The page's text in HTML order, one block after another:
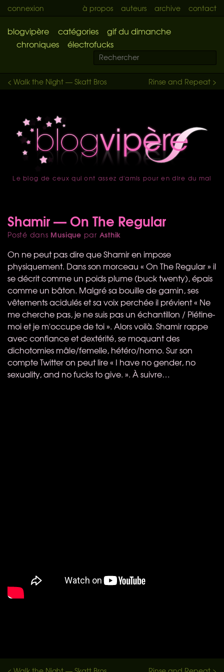
connexion à propos auteurs archive contact
blogvipère catégories
gif du dimanche
chroniques
électrofucks
Rinse and Repeat >
< Walk the Night — Skatt Bros
accueil
Le blog de ceux qui ont assez d'amis pour en dire du mal
Shamir — On The Regular
Posté dans Musique par Asthik
On ne peut pas dire que Shamir en impose
physiquement. Dans son morceau « On The Regular » il
se décrit comme un poids plume (buck twenty), épais
comme un bâton. Malgré sa bouille de gamin, ses
vêtements acidulés et sa voix perchée il prévient « Ne
me cherche pas, je ne suis pas un échantillon / Piétine-
moi et je m'occupe de toi ». Alors voilà. Shamir rappe
avec confiance et dextérité, se moquant des
dichotomies mâle/femelle, hétéro/homo. Sur son
compte Twitter on peut lire « I have no gender, no
sexuality, and no fucks to give. ». À suivre…